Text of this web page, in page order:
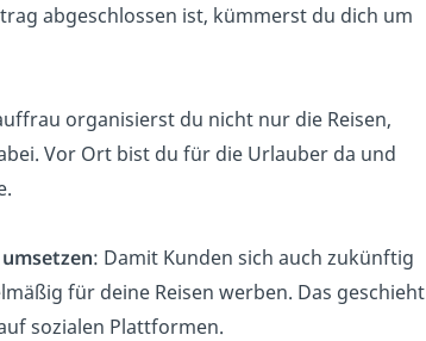
abgeschlossen ist, kümmerst du dich um
organisierst du nicht nur die Reisen,
Vor Ort bist du für die Urlauber da und
: Damit Kunden sich auch zukünftig
für deine Reisen werben. Das geschieht
sozialen Plattformen.